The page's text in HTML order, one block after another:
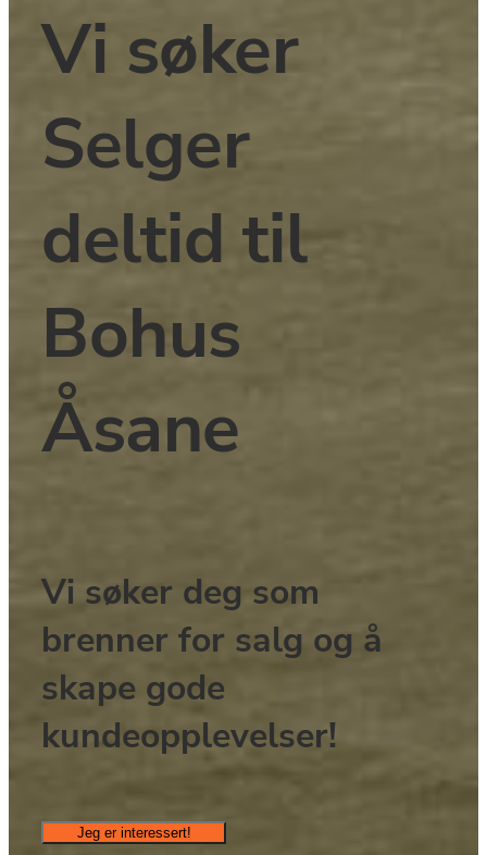
﻿Vi søker
Selger
deltid ﻿til
Bohus
Åsane
Vi søker deg som
brenner for salg og å
skape gode
kundeopplevelser!
Jeg er interessert!